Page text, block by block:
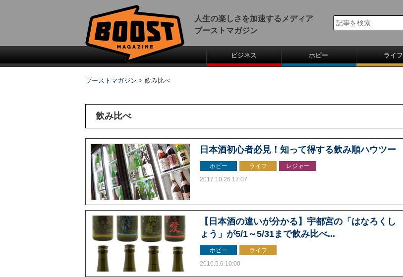
人生の楽しさを加速するメディア
ブーストマガジン
ビジネス ホビー ライフ
ブーストマガジン > 飲み比べ
飲み比べ
日本酒初心者必見！知って得する飲み順ハウツー
ホビー ライフ
レジャー
2017.10.26 17:07
【日本酒の違いが分かる】宇都宮の「はなろくし
ょう」が5/1～5/31まで飲み比べ...
ホビー
ライフ
2016.5.6 10:00